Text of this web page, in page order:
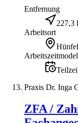
Entfernung
227,3
Arbeitsort
Praxis Dr. Inga
ZFA /